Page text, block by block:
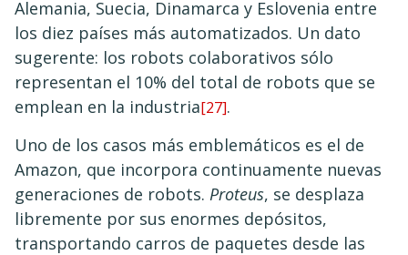
Alemania, Suecia, Dinamarca y Eslovenia entre
los diez países más automatizados. Un dato
sugerente: los robots colaborativos sólo
representan el 10% del total de robots que se
emplean en la industria[27].
​Uno de los casos más emblemáticos es el de
Amazon, que incorpora continuamente nuevas
generaciones de robots. Proteus, se desplaza
libremente por sus enormes depósitos,
transportando carros de paquetes desde las